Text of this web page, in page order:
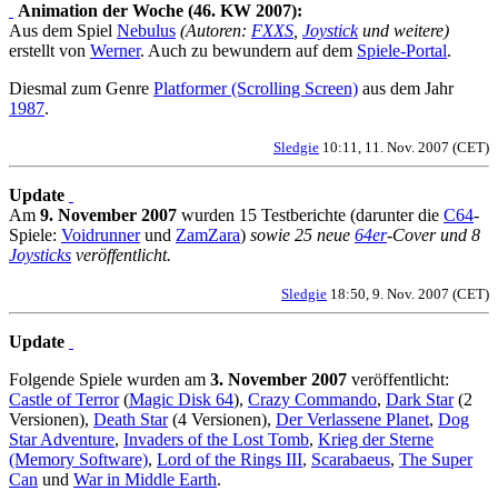
Animation der Woche (46. KW 2007):
Aus dem Spiel Nebulus (Autoren: FXXS Joystickund weitere)
erstellt von Werner. Auch zu bewundern auf dem Spiele-Portal.
Diesmal zum Genre Platformer (Scrolling Screen) aus dem Jahr
1987.
Sledgie 10:11, 11. Nov. 2007 (CET)
Update
Am 9. November 2007 wurden 15 Testberichte (darunter die C64-
Spiele: Voidrunnerund ZamZara) sowie 25 neue 64er-Cover und 8
Joysticks veröffentlicht.
Sledgie 18:50, 9. Nov. 2007 (CET)
Update
Folgende Spiele wurden am 3. November 2007 veröffentlicht:
Castle of Terror(Magic Disk 64), Crazy Commando, Dark Star(2
Versionen), Death Star(4 Versionen), Der Verlassene Planet, Dog
Star Adventure, Invaders of the Lost Tomb, Krieg der Sterne
(Memory Software), Lord of the Rings III, Scarabaeus, The Super
Can und War in Middle Earth.